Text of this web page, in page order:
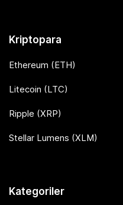
Kriptopara
Ethereum (ETH)
Litecoin (LTC)
Ripple (XRP)
Stellar Lumens (XLM)
Kategoriler